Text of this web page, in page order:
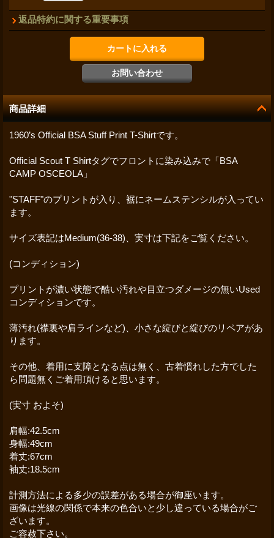
返品特約に関する重要事項
商品詳細
1960’s Official BSA Stuff Print T-Shirtです。
Official Scout T Shirtタグでフロントに染み込みで「BSA
CAMP OSCEOLA」
"STAFF"のプリントが入り、裾にネームステンシルが入ってい
ます。
サイズ表記はMedium(36-38)、実寸は下記をご覧ください。
(コンディション)
プリントが濃い状態で酷い汚れや目立つダメージの無いUsed
コンディションです。
薄汚れ(襟裏や肩ラインなど)、小さな綻びと綻びのリペアがあ
ります。
その他、着用に支障となる点は無く、古着慣れした方でした
ら問題無くご着用頂けると思います。
(実寸 およそ)
肩幅:42.5cm
身幅:49cm
着丈:67cm
袖丈:18.5cm
計測方法による多少の誤差がある場合が御座います。
画像は光線の関係で本来の色合いと少し違っている場合がご
ざいます。
ご容赦下さい。